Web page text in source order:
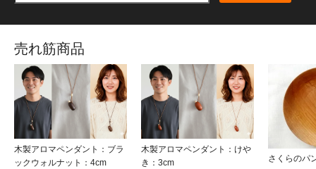
売れ筋商品
木製アロマペンダント：ブラ
ックウォルナット：4cm
木製アロマペンダント：けや
き：3cm
さくらのパ